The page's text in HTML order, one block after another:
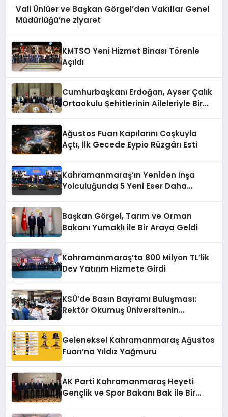
Vali Ünlüer ve Başkan Görgel’den Vakıflar Genel
Müdürlüğü’ne ziyaret
KMTSO Yeni Hizmet Binası Törenle
Açıldı
Cumhurbaşkanı Erdoğan, Ayser Çalık
Ortaokulu Şehitlerinin Aileleriyle Bir
Ağustos Fuarı Kapılarını Coşkuyla
Açtı, İlk Gecede Eypio Rüzgârı Esti
Kahramanmaraş’ın Yeniden İnşa
Yolculuğunda 5 Yeni Eser Daha
Başkan Görgel, Tarım ve Orman
Bakanı Yumaklı ile Bir Araya Geldi
Kahramanmaraş’ta 800 Milyon TL’lik
Dev Yatırım Hizmete Girdi
KSÜ’de Basın Bayramı Buluşması:
Rektör Okumuş Üniversitenin
Geleneksel Kahramanmaraş Ağustos
Fuarı’na Yıldız Yağmuru
AK Parti Kahramanmaraş Heyeti
Gençlik ve Spor Bakanı Bak ile Bir